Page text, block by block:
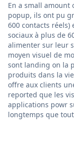
En a small
popup, ils ont pu
600 contacts
sociaux à plus de
alimenter sur leur
moyen visuel de
sont landing on la
produits dans la
offre aux clients
reported que les
applications powr
longtemps que